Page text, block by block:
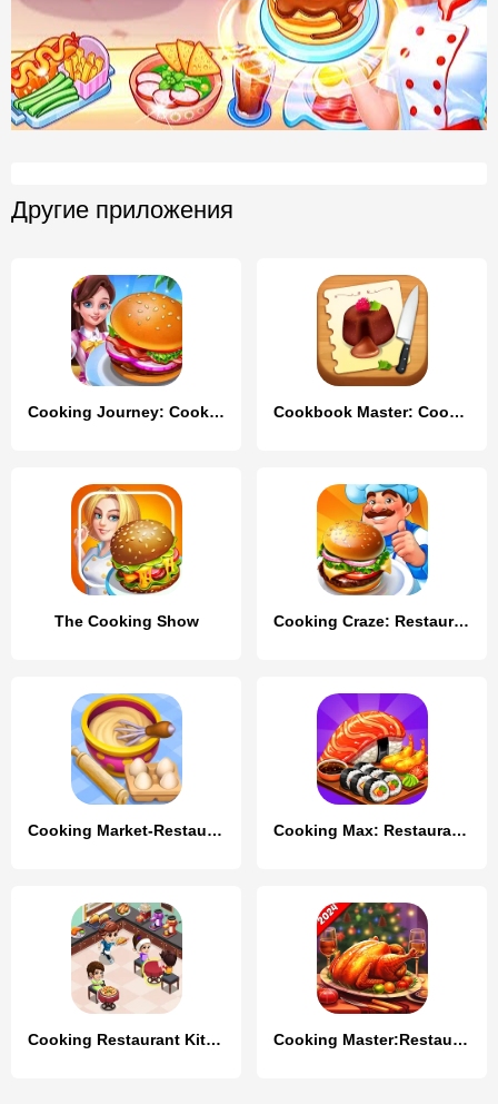
Другие приложения
Cooking Journey: Cooking Games Cookbook Master: Cooking Games
The Cooking Show Cooking Craze: Restaurant Game
Cooking Market-Restaurant Game Cooking Max: Restaurant Games
Cooking Restaurant Kitchen Cooking Master:Restaurant Game